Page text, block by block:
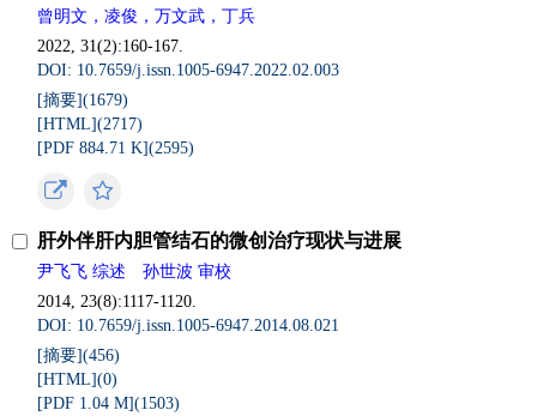
曾明文，凌俊，万文武，丁兵
2022, 31(2):160-167.
DOI: 10.7659/j.issn.1005-6947.2022.02.003
[摘要](1679)
[HTML](2717)
[PDF 884.71 K](2595)
肝外伴肝内胆管结石的微创治疗现状与进展
尹飞飞 综述 孙世波 审校
2014, 23(8):1117-1120.
DOI: 10.7659/j.issn.1005-6947.2014.08.021
[摘要](456)
[HTML](0)
[PDF 1.04 M](1503)